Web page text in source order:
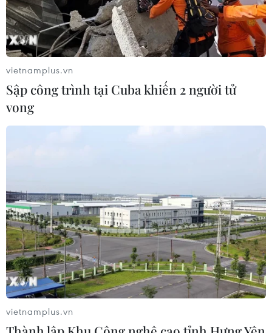
27/06/2025 14:31
Ngày 27/6, lực lượng chức năng tỉnh Thanh Hóa đã
triệt phá đường dây mua bán trái phép chất ma túy, bắt
giữ nhiều đối tượng, thu giữ gần 5,6kg ma túy các loại,
1 khẩu súng với 6 viên đạn...
vietnamplus.vn
Sập công trình tại Cuba khiến 2 người tử
vong
vietnamplus.vn